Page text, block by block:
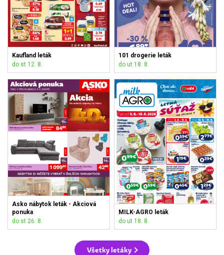
Kaufland leták
do st 12. 8.
101 drogerie leták
do ut 18. 8.
Asko nábytok leták - Akciová
ponuka
do st 26. 8.
MILK-AGRO leták
do ut 18. 8.
Všetky letáky